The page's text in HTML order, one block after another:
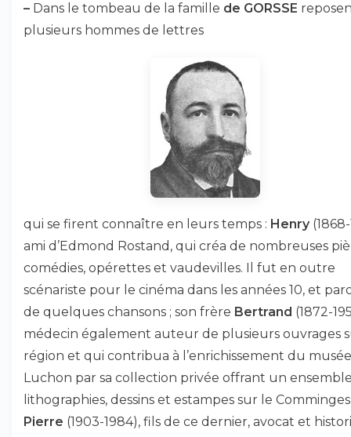
– Dans le tombeau de la famille de GORSSE
plusieurs hommes de lettres
qui se firent connaître en leurs temps : Henry
ami d’Edmond Rostand, qui créa de nombreuses
comédies, opérettes et vaudevilles. Il fut en outre
scénariste pour le cinéma dans les années 10, et
de quelques chansons ; son frère Bertrand (1872-
médecin également auteur de plusieurs ouvrages
région et qui contribua à l’enrichissement du
Luchon par sa collection privée offrant un
lithographies, dessins et estampes sur le Comminges
Pierre (1903-1984), fils de ce dernier, avocat et